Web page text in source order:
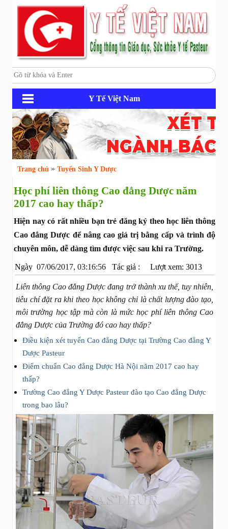
Y Tế Việt Nam
Trang chủ » Tuyển Sinh Y Dược
Học phí liên thông Cao đẳng Dược năm
2017 cao hay thấp?
​​​​​​​Hiện nay có rất nhiều bạn trẻ đăng ký theo học liên thông
Cao đẳng Dược để nâng cao giá trị bằng cấp và trình độ
chuyên môn, dễ dàng tìm được việc sau khi ra Trường.
Ngày 07/06/2017, 03:16:56 Tác giả : Lượt xem: 3013
Liên thông Cao đẳng Dược đang trở thành xu thế, tuy nhiên,
tiêu chí đặt ra khi theo học không chỉ là chất lượng đào tạo,
môi trường học tập mà còn là mức học phí liên thông Cao
đẳng Dược của Trường đó cao hay thấp?
Điều kiện xét tuyển Cao đẳng Dược tại Trường Cao đẳng Y
Dược Pasteur
Điểm chuẩn Cao đẳng Dược Hà Nội năm 2017 cao hay
thấp?
Trường Cao đẳng Y Dược Pasteur đào tạo Cao đẳng Dược
trong bao lâu?